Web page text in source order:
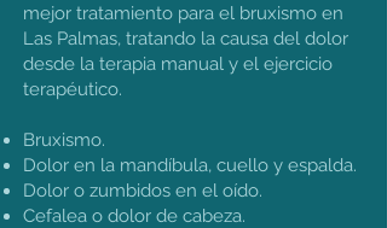
mejor tratamiento para el bruxismo en
Las Palmas, tratando la causa del dolor
desde la terapia manual y el ejercicio
terapéutico.
Bruxismo.
Dolor en la mandíbula, cuello y espalda.
Dolor o zumbidos en el oído.
Cefalea o dolor de cabeza.